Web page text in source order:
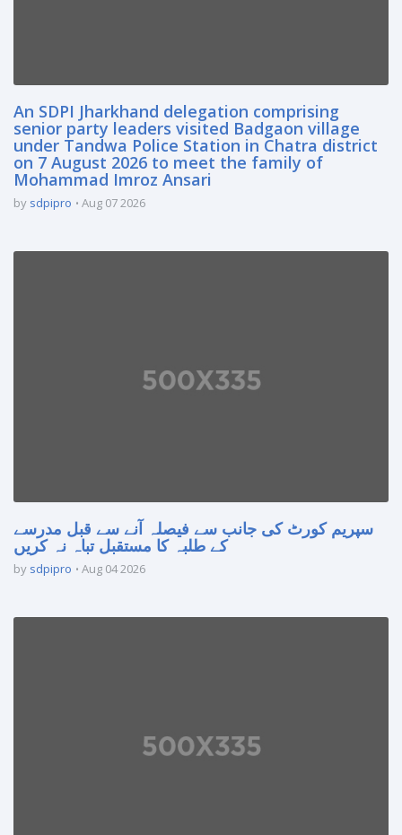
An SDPI Jharkhand delegation comprising
senior party leaders visited Badgaon village
under Tandwa Police Station in Chatra district
on 7 August 2026 to meet the family of
Mohammad Imroz Ansari
by sdpipro Aug 07 2026
سپریم کورٹ کی جانب سے فیصلہ آنے سے قبل مدرسے
کے طلبہ کا مستقبل تباہ نہ کریں
by sdpipro Aug 04 2026